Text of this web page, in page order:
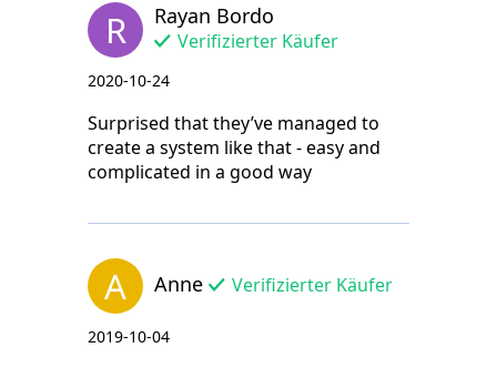
R Rayan Bordo
Verifizierter Käufer
2020-10-24
Surprised that they’ve managed to
create a system like that - easy and
complicated in a good way
A Anne Verifizierter Käufer
2019-10-04